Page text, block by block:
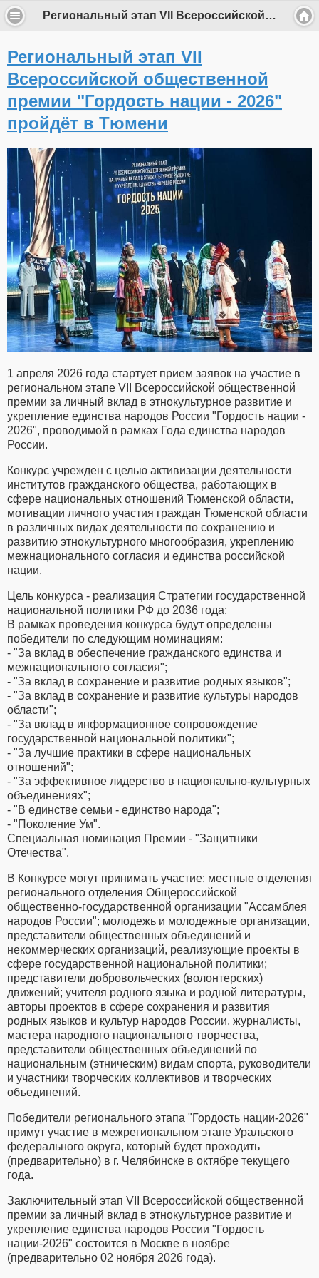
Региональный этап VII Всероссийской общественной премии "Гордость нации - 2026" пройдёт в Тюмени
Региональный этап VII
Всероссийской общественной
премии "Гордость нации - 2026"
пройдёт в Тюмени
1 апреля 2026 года стартует прием заявок на участие в
региональном этапе VII Всероссийской общественной
премии за личный вклад в этнокультурное развитие и
укрепление единства народов России "Гордость нации -
2026", проводимой в рамках Года единства народов
России.
Конкурс учрежден с целью активизации деятельности
институтов гражданского общества, работающих в
сфере национальных отношений Тюменской области,
мотивации личного участия граждан Тюменской области
в различных видах деятельности по сохранению и
развитию этнокультурного многообразия, укреплению
межнационального согласия и единства российской
нации.
Цель конкурса - реализация Стратегии государственной
национальной политики РФ до 2036 года;
В рамках проведения конкурса будут определены
победители по следующим номинациям:
- "За вклад в обеспечение гражданского единства и
межнационального согласия";
- "За вклад в сохранение и развитие родных языков";
- "За вклад в сохранение и развитие культуры народов
области";
- "За вклад в информационное сопровождение
государственной национальной политики";
- "За лучшие практики в сфере национальных
отношений";
- "За эффективное лидерство в национально-культурных
объединениях";
- "В единстве семьи - единство народа";
- "Поколение Ум".
Специальная номинация Премии - "Защитники
Отечества".
В Конкурсе могут принимать участие: местные отделения
регионального отделения Общероссийской
общественно-государственной организации "Ассамблея
народов России"; молодежь и молодежные организации,
представители общественных объединений и
некоммерческих организаций, реализующие проекты в
сфере государственной национальной политики;
представители добровольческих (волонтерских)
движений; учителя родного языка и родной литературы,
авторы проектов в сфере сохранения и развития
родных языков и культур народов России, журналисты,
мастера народного национального творчества,
представители общественных объединений по
национальным (этническим) видам спорта, руководители
и участники творческих коллективов и творческих
объединений.
Победители регионального этапа "Гордость нации-2026"
примут участие в межрегиональном этапе Уральского
федерального округа, который будет проходить
(предварительно) в г. Челябинске в октябре текущего
года.
Заключительный этап VII Всероссийской общественной
премии за личный вклад в этнокультурное развитие и
укрепление единства народов России "Гордость
нации-2026" состоится в Москве в ноябре
(предварительно 02 ноября 2026 года).